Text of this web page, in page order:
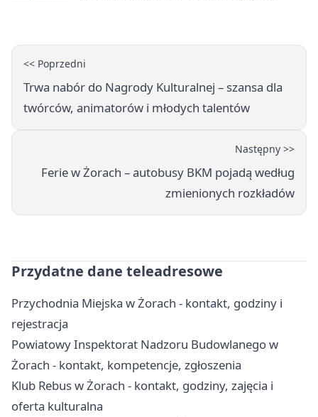
<< Poprzedni
Trwa nabór do Nagrody Kulturalnej – szansa dla
twórców, animatorów i młodych talentów
Następny >>
Ferie w Żorach – autobusy BKM pojadą według
zmienionych rozkładów
Przydatne dane teleadresowe
Przychodnia Miejska w Żorach - kontakt, godziny i
rejestracja
Powiatowy Inspektorat Nadzoru Budowlanego w
Żorach - kontakt, kompetencje, zgłoszenia
Klub Rebus w Żorach - kontakt, godziny, zajęcia i
oferta kulturalna